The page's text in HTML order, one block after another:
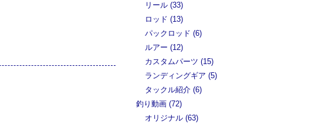
リール (33)
ロッド (13)
パックロッド (6)
ルアー (12)
カスタムパーツ (15)
ランディングギア (5)
タックル紹介 (6)
釣り動画 (72)
オリジナル (63)